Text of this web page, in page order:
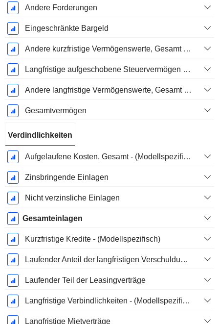
Andere Forderungen
Eingeschränkte Bargeld
Andere kurzfristige Vermögenswerte, Gesamt - (Modellspezifisch)
Langfristige aufgeschobene Steuervermögen (Eingezogen)
Andere langfristige Vermögenswerte, Gesamt - (Modellspezifisch)
Gesamtvermögen
Verdindlichkeiten
Aufgelaufene Kosten, Gesamt - (Modellspezifisch)
Zinsbringende Einlagen
Nicht verzinsliche Einlagen
Gesamteinlagen
Kurzfristige Kredite - (Modellspezifisch)
Laufender Anteil der langfristigen Verschuldung - (Modellspezifisch)
Laufender Teil der Leasingverträge
Langfristige Verbindlichkeiten - (Modellspezifisch)
Langfristige Mietverträge